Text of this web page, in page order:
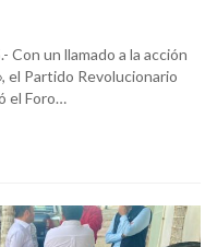
Con un llamado a la acción
el Partido Revolucionario
el Foro…